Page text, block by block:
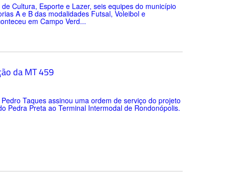
Cultura, Esporte e Lazer, seis equipes do município
A e B das modalidades Futsal, Voleibol e
em Campo Verd...
da MT 459
Taques assinou uma ordem de serviço do projeto
Pedra Preta ao Terminal Intermodal de Rondonópolis.